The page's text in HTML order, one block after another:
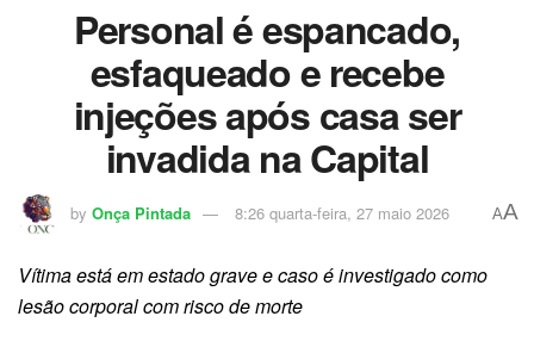
Personal é espancado,
esfaqueado e recebe
injeções após casa ser
invadida na Capital
by Onça Pintada 8:26 quarta-feira, 27 maio 2026 AA
Vítima está em estado grave e caso é investigado como
lesão corporal com risco de morte